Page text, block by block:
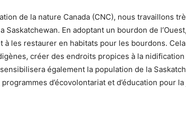
de la nature Canada (CNC), nous travaillons
Saskatchewan. En adoptant un bourdon de
à les restaurer en habitats pour les bourdons.
créer des endroits propices à la
également la population de la
d’écovolontariat et d’éducation pour